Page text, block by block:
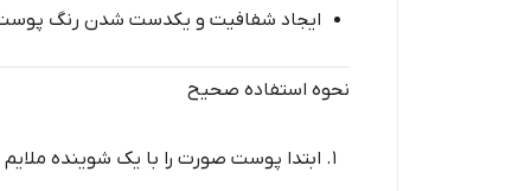
ایجاد شفافیت و یکدست شدن رنگ
نحوه استفاده صحیح
ابتدا پوست صورت را با یک شوینده ملایم